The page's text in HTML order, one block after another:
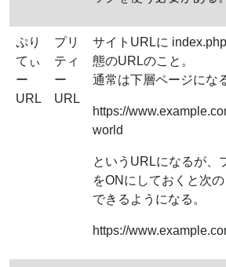
ぷり
てぃ
ー
URL
プリ
ティ
ー
URL
サイトURLに
態のURLのこと。
通常は下層ページにな
https://
world
というURLになるが、
をONにしておくと次
できるようになる。
https://